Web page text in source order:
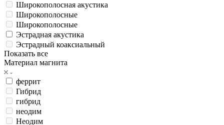
Широкополосная акустика
Широкополосные
Широкополосные
Эстрадная акустика
Эстрадный коаксиальный
Показать все
Материал магнита
феррит
Гибрид
гибрид
неодим
Неодим